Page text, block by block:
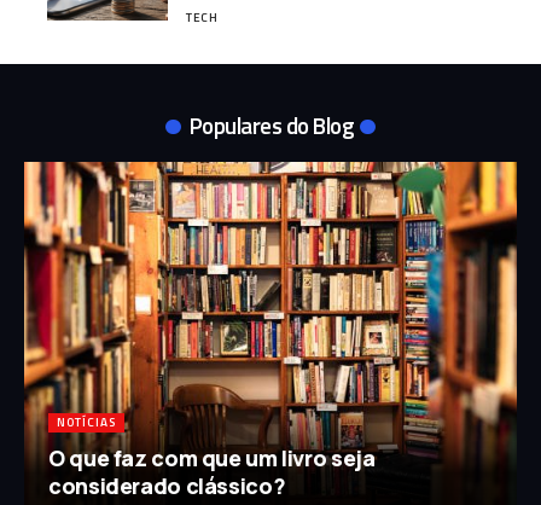
TECH
Populares do Blog
NOTÍCIAS
O que faz com que um livro seja
considerado clássico?